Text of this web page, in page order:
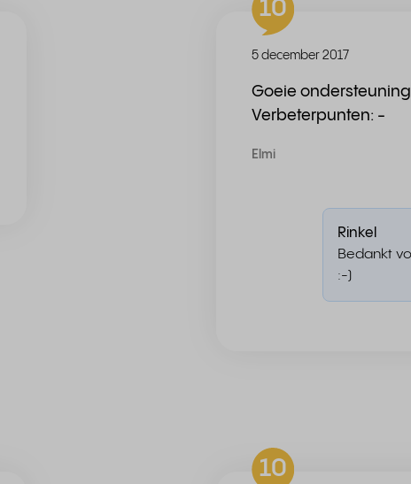
10
5 december 2017
Goeie
Verbeterpunten: -
Elmi
Rinkel
Bedankt
:-)
10